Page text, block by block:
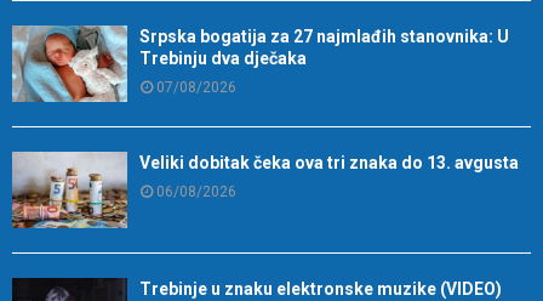
Srpska bogatija za 27 najmlađih stanovnika: U
Trebinju dva dječaka
07/08/2026
Veliki dobitak čeka ova tri znaka do 13. avgusta
06/08/2026
Trebinje u znaku elektronske muzike (VIDEO)